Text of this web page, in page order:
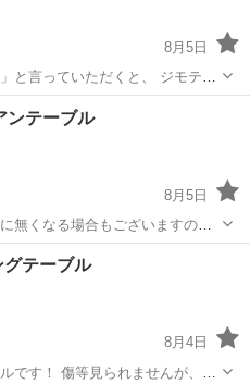
8月5日
と言っていただくと、 ジモティ
購入が可能です。
ただい
ダイニングセット
ンテーブル
8月5日
無くなる場合もございますので
したが、家族が増え小さくなっ
ダイニングセット
テーブル
8月4日
せんが、倉